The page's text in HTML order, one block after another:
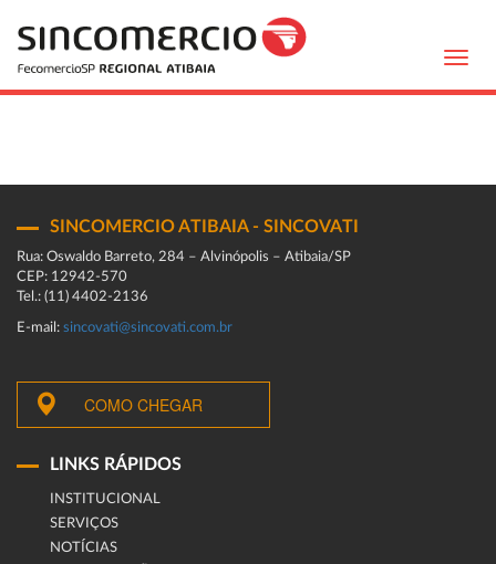
SINCOMERCIO ATIBAIA - SINCOVATI
Rua: Oswaldo Barreto, 284 – Alvinópolis – Atibaia/SP
CEP: 12942-570
Tel.: (11) 4402-2136
E-mail: sincovati@sincovati.com.br
COMO CHEGAR
LINKS RÁPIDOS
INSTITUCIONAL
SERVIÇOS
NOTÍCIAS